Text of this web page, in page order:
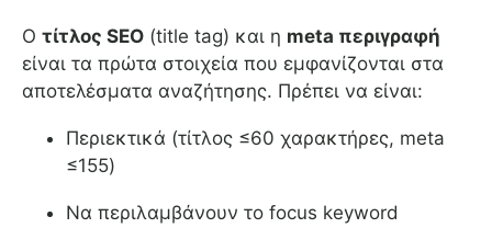
Ο τίτλος SEO (title tag) και η meta περιγραφή
είναι τα πρώτα στοιχεία που εμφανίζονται στα
αποτελέσματα αναζήτησης. Πρέπει να είναι:
Περιεκτικά (τίτλος ≤60 χαρακτήρες, meta
≤155)
Να περιλαμβάνουν το focus keyword